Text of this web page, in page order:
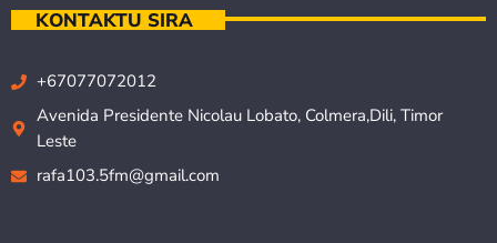
KONTAKTU SIRA
+67077072012
Avenida Presidente Nicolau Lobato, Colmera,Dili, Timor
Leste
rafa103.5fm@gmail.com